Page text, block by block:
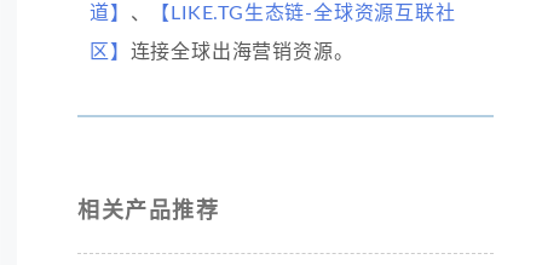
道】 、
【LIKE.TG生态链-全球资源互联社
区】 连接全球出海营销资源。
相关产品推荐